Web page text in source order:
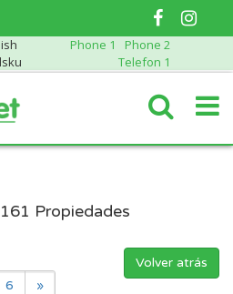
Phone 1
Phone 2
Telefon 1
Propiedades
Volver atrás
6 »